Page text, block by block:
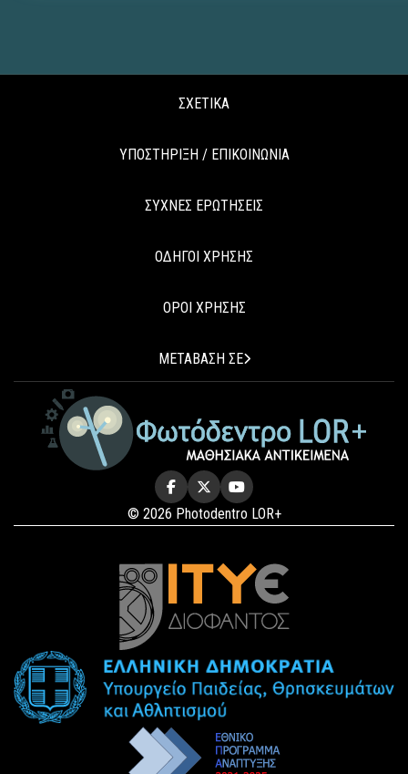
ΣΧΕΤΙΚΑ
ΥΠΟΣΤΗΡΙΞΗ / ΕΠΙΚΟΙΝΩΝΙΑ
ΣΥΧΝΕΣ ΕΡΩΤΗΣΕΙΣ
ΟΔΗΓΟΙ ΧΡΗΣΗΣ
ΟΡΟΙ ΧΡΗΣΗΣ
ΜΕΤΑΒΑΣΗ ΣΕ
© 2026 Photodentro LOR+